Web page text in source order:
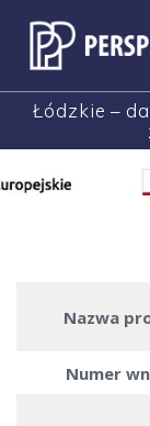
Łódzkie –
Nazwa
Numer